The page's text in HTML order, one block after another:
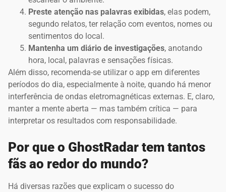
Preste atenção nas palavras exibidas, elas podem,
segundo relatos, ter relação com eventos, nomes ou
sentimentos do local.
Mantenha um diário de investigações, anotando
hora, local, palavras e sensações físicas.
Além disso, recomenda-se utilizar o app em diferentes
períodos do dia, especialmente à noite, quando há menor
interferência de ondas eletromagnéticas externas. E, claro,
manter a mente aberta — mas também crítica — para
interpretar os resultados com responsabilidade.
Por que o GhostRadar tem tantos
fãs ao redor do mundo?
Há diversas razões que explicam o sucesso do